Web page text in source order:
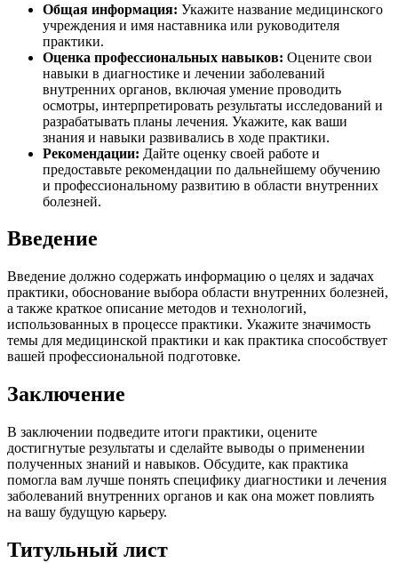
Общая информация: Укажите название медицинского
учреждения и имя наставника или руководителя
практики.
Оценка профессиональных навыков: Оцените свои
навыки в диагностике и лечении заболеваний
внутренних органов, включая умение проводить
осмотры, интерпретировать результаты исследований и
разрабатывать планы лечения. Укажите, как ваши
знания и навыки развивались в ходе практики.
Рекомендации: Дайте оценку своей работе и
предоставьте рекомендации по дальнейшему обучению
и профессиональному развитию в области внутренних
болезней.
Введение
Введение должно содержать информацию о целях и задачах
практики, обоснование выбора области внутренних болезней,
а также краткое описание методов и технологий,
использованных в процессе практики. Укажите значимость
темы для медицинской практики и как практика способствует
вашей профессиональной подготовке.
Заключение
В заключении подведите итоги практики, оцените
достигнутые результаты и сделайте выводы о применении
полученных знаний и навыков. Обсудите, как практика
помогла вам лучше понять специфику диагностики и лечения
заболеваний внутренних органов и как она может повлиять
на вашу будущую карьеру.
Титульный лист